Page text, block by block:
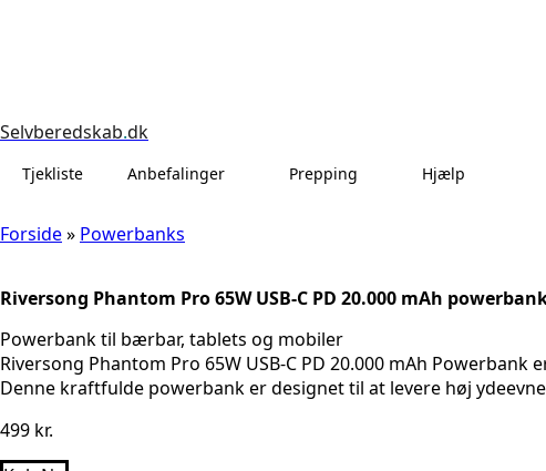
Selvberedskab.dk
Tjekliste Anbefalinger Prepping Hjælp
Forside» Powerbanks
Riversong Phantom Pro 65W USB-C PD 20.000 mAh
Powerbank til bærbar, tablets og mobiler
Riversong Phantom Pro 65W USB-C PD 20.000 mAh
Denne kraftfulde powerbank er designet til at levere høj
499 kr.